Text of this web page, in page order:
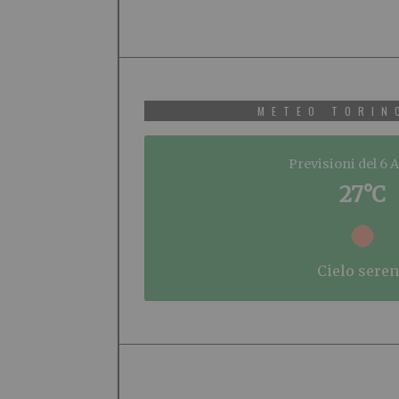
METEO
Previsioni del 6
27°C
cielo